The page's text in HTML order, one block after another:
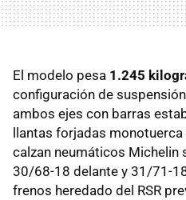
El modelo pesa 1.245
configuración de
ambos ejes con barras
llantas forjadas
calzan neumáticos Michelin
30/68-18 delante y 31/71-
frenos heredado del RSR